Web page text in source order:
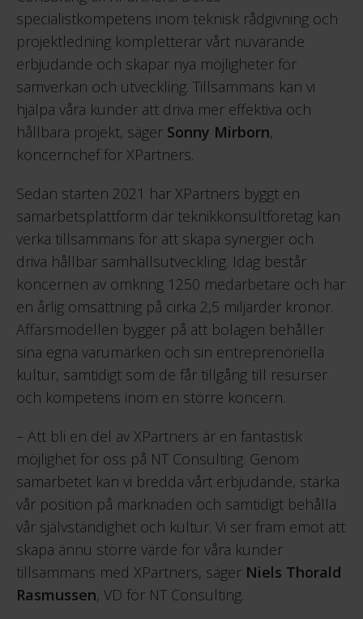
specialistkompetens inom teknisk rådgivning och
projektledning kompletterar vårt nuvarande
erbjudande och skapar nya möjligheter för
samverkan och utveckling. Tillsammans kan vi
hjälpa våra kunder att driva mer effektiva och
hållbara projekt, säger Sonny Mirborn,
koncernchef för XPartners.
Sedan starten 2021 har XPartners byggt en
samarbetsplattform där teknikkonsultföretag kan
verka tillsammans för att skapa synergier och
driva hållbar samhällsutveckling. Idag består
koncernen av omkring 1250 medarbetare och har
en årlig omsättning på cirka 2,5 miljarder kronor.
Affärsmodellen bygger på att bolagen behåller
sina egna varumärken och sin entreprenöriella
kultur, samtidigt som de får tillgång till resurser
och kompetens inom en större koncern.
– Att bli en del av XPartners är en fantastisk
möjlighet för oss på NT Consulting. Genom
samarbetet kan vi bredda vårt erbjudande, stärka
vår position på marknaden och samtidigt behålla
vår självständighet och kultur. Vi ser fram emot att
skapa ännu större värde för våra kunder
tillsammans med XPartners, säger Niels Thorald
Rasmussen, VD för NT Consulting.